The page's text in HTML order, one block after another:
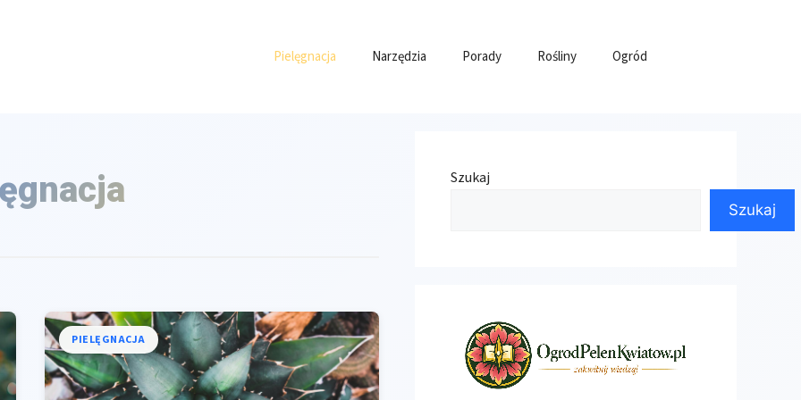
Pielęgnacja Narzędzia Porady Rośliny Ogród
PIELĘGNACJA
Szukaj
Szukaj